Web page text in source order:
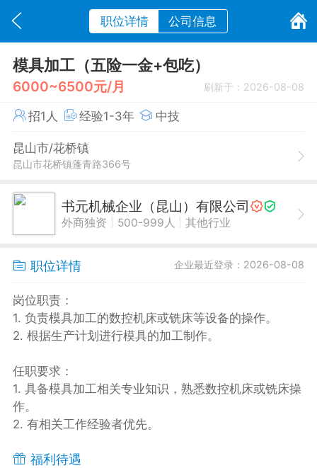
职位详情 公司信息
模具加工（五险一金+包吃）
6000~6500元/月 刷新于：2026-08-08
招1人 经验1-3年 中技
昆山市/花桥镇
昆山市花桥镇蓬青路366号
书元机械企业（昆山）有限公司
外商独资 500-999人 其他行业
职位详情 企业最近登录：2026-08-08
岗位职责：
1. 负责模具加工的数控机床或铣床等设备的操作。
2. 根据生产计划进行模具的加工制作。
任职要求：
1. 具备模具加工相关专业知识，熟悉数控机床或铣床操
作。
2. 有相关工作经验者优先。
福利待遇